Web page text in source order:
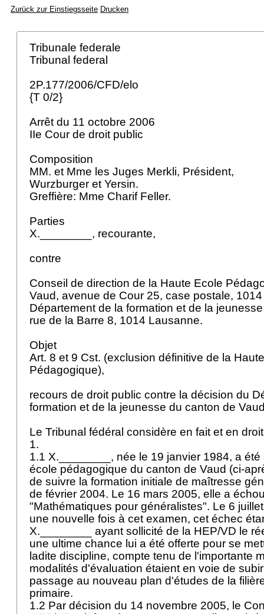
Zurück zur Einstiegsseite Drucken
Tribunale federale
Tribunal federal
2P.177/2006/CFD/elo
{T 0/2}
Arrêt du 11 octobre 2006
IIe Cour de droit public
Composition
MM. et Mme les Juges Merkli, Président,
Wurzburger et Yersin.
Greffière: Mme Charif Feller.
Parties
X.________, recourante,
contre
Conseil de direction de la Haute Ecole
Vaud, avenue de Cour 25, case postale,
Département de la formation et de la
rue de la Barre 8, 1014 Lausanne.
Objet
Art. 8 et 9 Cst. (exclusion définitive de la
Pédagogique),
recours de droit public contre la décision du
formation et de la jeunesse du canton de
Le Tribunal fédéral considère en fait et en
1.
1.1 X.________, née le 19 janvier 1984, a
école pédagogique du canton de Vaud (ci-
de suivre la formation initiale de maîtresse
de février 2004. Le 16 mars 2005, elle a
"Mathématiques pour généralistes". Le 6
une nouvelle fois à cet examen, cet échec
X.________ ayant sollicité de la HEP/VD le
une ultime chance lui a été offerte pour se
ladite discipline, compte tenu de l'importante
modalités d'évaluation étaient en voie de
passage au nouveau plan d'études de la
primaire.
1.2 Par décision du 14 novembre 2005, le